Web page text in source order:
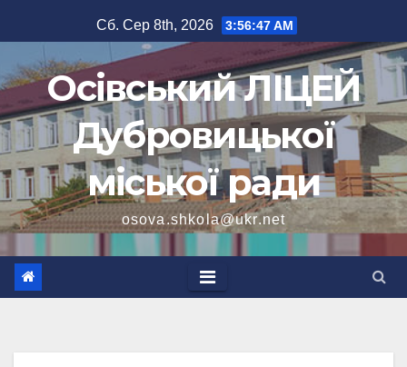
до
вмісту
Сб. Сер 8th, 2026 3:56:47 AM
Осівський ЛІЦЕЙ
Дубровицької
міської ради
osova.shkola@ukr.net